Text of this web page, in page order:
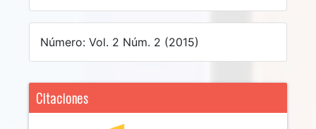
Número: Vol. 2 Núm. 2 (2015)
Citaciones